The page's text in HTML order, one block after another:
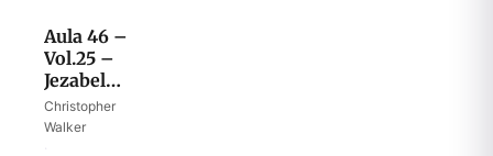
Aula 46 –
Vol.25 –
Jezabel
no fim
dos
Christopher
Walker